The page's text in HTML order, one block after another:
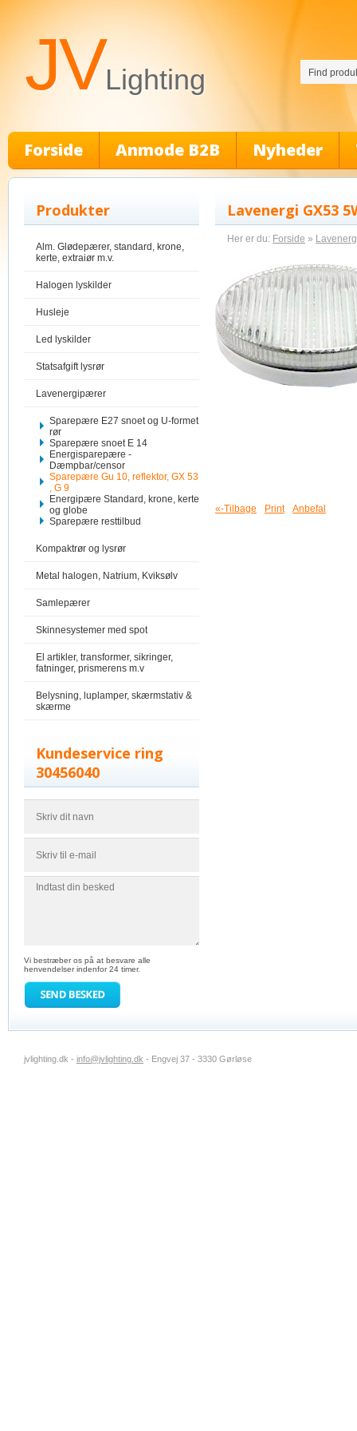
JVLighting
Forside Anmode B2B Nyheder
Produkter
Alm. Glødepærer, standard, krone,
kerte, extraiør m.v.
Halogen lyskilder
Husleje
Led lyskilder
Statsafgift lysrør
Lavenergipærer
Sparepære E27 snoet og U-formet
rør
Sparepære snoet E 14
Energisparepære -
Dæmpbar/censor
Sparepære Gu 10, reflektor, GX 53
, G 9
Energipære Standard, krone, kerte
og globe
Sparepære resttilbud
Kompaktrør og lysrør
Metal halogen, Natrium, Kviksølv
Samlepærer
Skinnesystemer med spot
El artikler, transformer, sikringer,
fatninger, prismerens m.v
Belysning, luplamper, skærmstativ &
skærme
Kundeservice ring
30456040
Vi bestræber os på at besvare alle
henvendelser indenfor 24 timer.
Lavenergi GX53
Her er du: Forside »
«-Tilbage Print Anbefal
jvlighting.dk - info@jvlighting.dk - Engvej 37 - 3330 Gørløse